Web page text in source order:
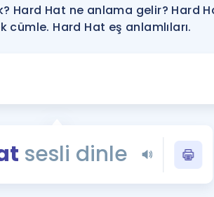
YDS ve YÖKDİL'e
Tüm ÖSYM
YDS - YÖKDİL
İngilizce Gramer
Hard Hat ne anlama gelir? Hard
cümle. Hard Hat eş anlamlıları.
sesli dinle